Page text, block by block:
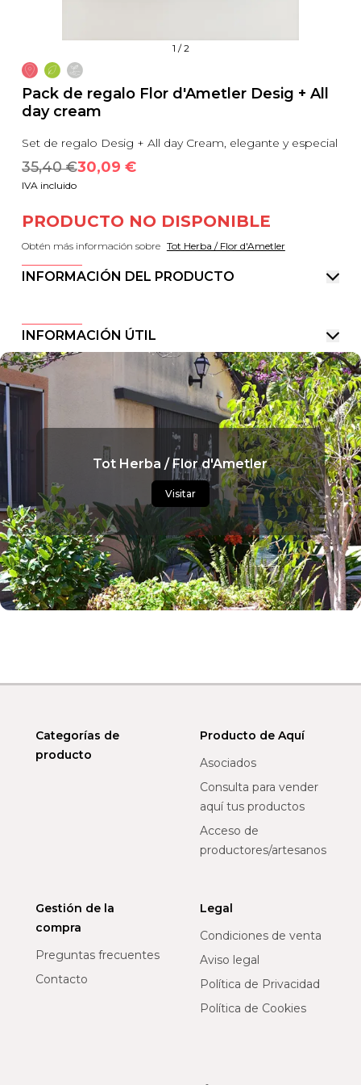
1 /2
Pack de regalo Flor d'Ametler Desig + All
day cream
Set de regalo Desig + All day Cream, elegante y especial
35,40 €30,09 €
IVA incluido
PRODUCTO NO DISPONIBLE
Obtén más información sobre Tot Herba / Flor d'Ametler
INFORMACIÓN DEL PRODUCTO
INFORMACIÓN ÚTIL
Tot Herba / Flor d'Ametler
Visitar
Categorías de
producto
Producto de Aquí
Asociados
Consulta para vender
aquí tus productos
Acceso de
productores/artesanos
Gestión de la
compra
Preguntas frecuentes
Contacto
Legal
Condiciones de venta
Aviso legal
Política de Privacidad
Política de Cookies